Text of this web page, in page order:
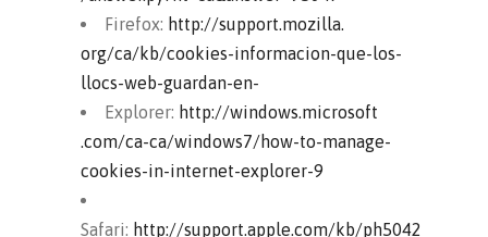
Firefox: http://support.mozilla.
org/ca/kb/cookies-informacion-que-los-
llocs-web-guardan-en-
Explorer: http://windows.microsoft
.com/ca-ca/windows7/how-to-manage-
cookies-in-internet-explorer-9
Safari: http://support.apple.com/kb/ph5042